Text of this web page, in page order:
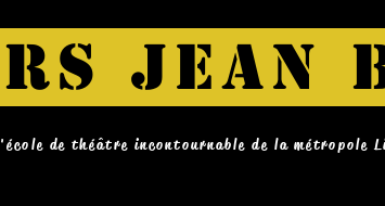
de théâtre incontournable de la métropole
JEAN